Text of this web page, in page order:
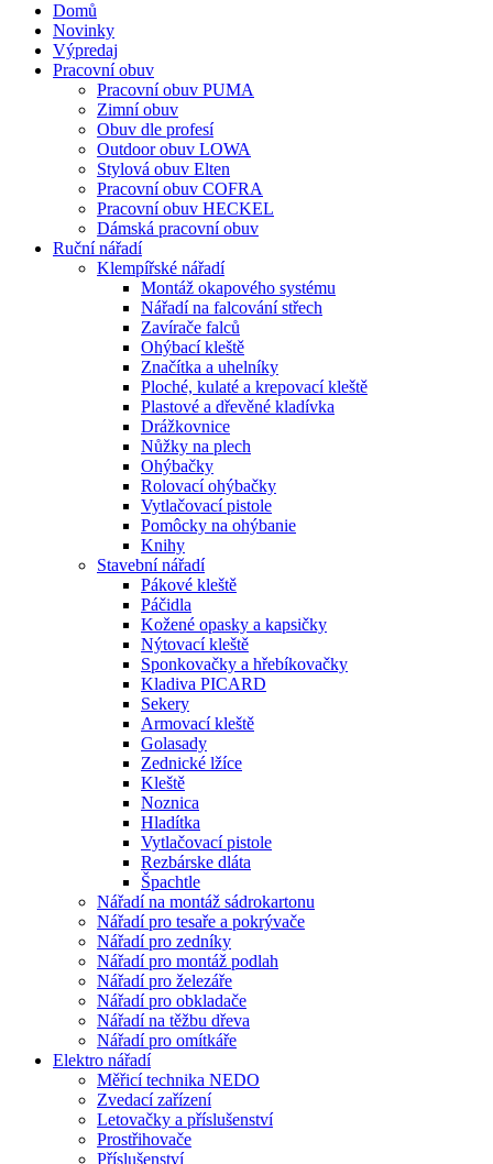
Domů
Novinky
Výpredaj
Pracovní obuv
Pracovní obuv PUMA
Zimní obuv
Obuv dle profesí
Outdoor obuv LOWA
Stylová obuv Elten
Pracovní obuv COFRA
Pracovní obuv HECKEL
Dámská pracovní obuv
Ruční nářadí
Klempířské nářadí
Montáž okapového systému
Nářadí na falcování střech
Zavírače falců
Ohýbací kleště
Značítka a uhelníky
Ploché, kulaté a krepovací kleště
Plastové a dřevěné kladívka
Drážkovnice
Nůžky na plech
Ohýbačky
Rolovací ohýbačky
Vytlačovací pistole
Pomôcky na ohýbanie
Knihy
Stavební nářadí
Pákové kleště
Páčidla
Kožené opasky a kapsičky
Nýtovací kleště
Sponkovačky a hřebíkovačky
Kladiva PICARD
Sekery
Armovací kleště
Golasady
Zednické lžíce
Kleště
Noznica
Hladítka
Vytlačovací pistole
Rezbárske dláta
Špachtle
Nářadí na montáž sádrokartonu
Nářadí pro tesaře a pokrývače
Nářadí pro zedníky
Nářadí pro montáž podlah
Nářadí pro železáře
Nářadí pro obkladače
Nářadí na těžbu dřeva
Nářadí pro omítkáře
Elektro nářadí
Měřicí technika NEDO
Zvedací zařízení
Letovačky a příslušenství
Prostřihovače
Příslušenství